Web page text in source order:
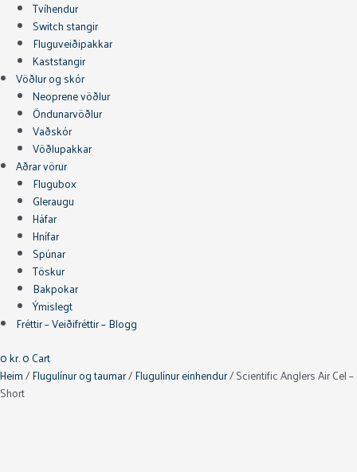
Tvíhendur
Switch stangir
Fluguveiðipakkar
Kaststangir
Vöðlur og skór
Neoprene vöðlur
Öndunarvöðlur
Vaðskór
Vöðlupakkar
Aðrar vörur
Flugubox
Gleraugu
Háfar
Hnífar
Spúnar
Töskur
Bakpokar
Ýmislegt
Fréttir – Veiðifréttir – Blogg
0kr.0Cart
Heim/Flugulínur og taumar/Flugulínur einhendur/ Scientific Anglers Air Cel –
Short